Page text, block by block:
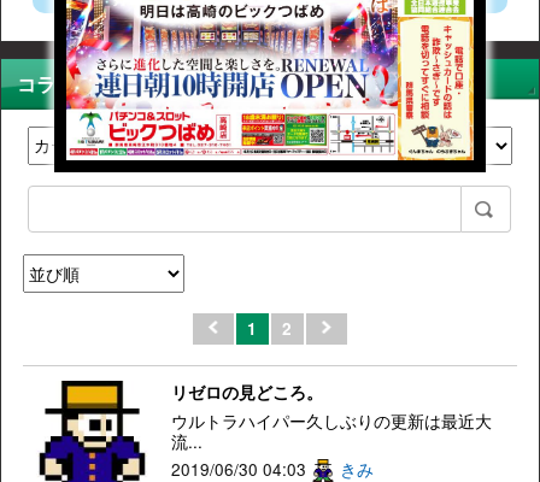
コラム一覧
1 2
リゼロの見どころ。
ウルトラハイパー久しぶりの更新は最近大
流...
2019/06/30 04:03
きみ